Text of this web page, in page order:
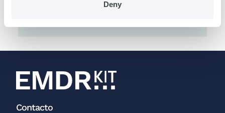
Deny
Contacto